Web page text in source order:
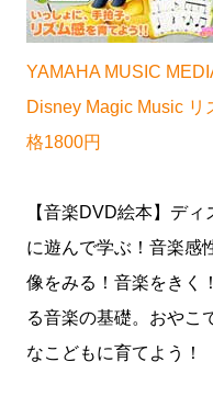
YAMAHA MUSIC
Disney Magic Music
格1800円
【音楽DVD絵本】デ
に遊んで学ぶ！音楽感
像をみる！音楽をきく
る音楽の基礎。おやこ
なこどもに育てよう！